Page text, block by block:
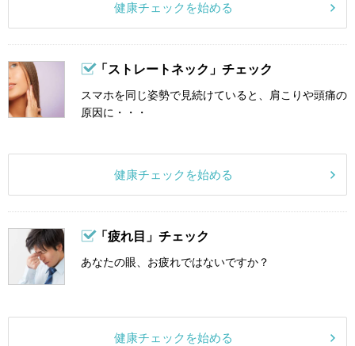
健康チェックを始める
「ストレートネック」チェック
スマホを同じ姿勢で見続けていると、肩こりや頭痛の
原因に・・・
健康チェックを始める
「疲れ目」チェック
あなたの眼、お疲れではないですか？
健康チェックを始める